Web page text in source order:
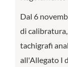
Dal 6
di
tachigrafi
all'Allegato I